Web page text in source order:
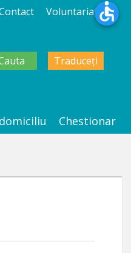
Voluntariat
Traduceți
Chestionar